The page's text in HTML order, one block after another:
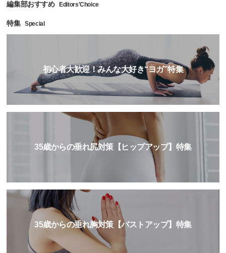
編集部おすすめ Editors'Choice
特集 Special
初心者大歓迎！みんな大好き“ヨガ”特集
35歳からの垂れ尻対策【ヒップアップ】特集
35歳からの垂れ胸対策【バストアップ】特集